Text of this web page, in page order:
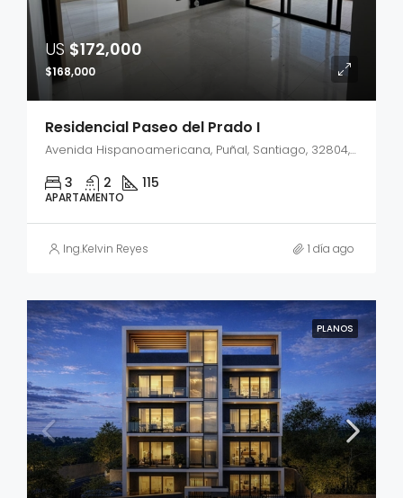
US$172,000
$168,000
Residencial Paseo del Prado I
Avenida Hispanoamericana, Puñal, Santiago, 32804, República Dominicana
3 2 115
APARTAMENTO
Ing.Kelvin Reyes 1 día ago
PLANOS